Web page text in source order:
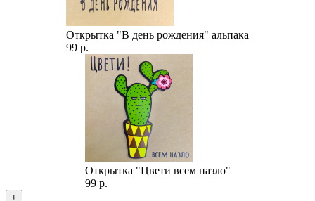
Открытка "В день рождения" альпака
99 р.
Открытка "Цвети всем назло"
99 р.
+